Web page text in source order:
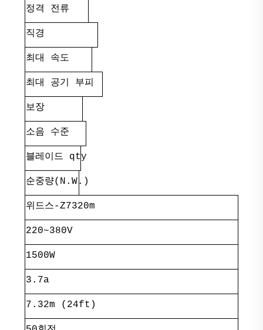
정격 전류
직경
최대 속도
최대 공기 부피
보장
소음 수준
블레이드 qty
순중량(N.W.)
위드스-Z7320m
220~380V
1500W
3.7a
7.32m (24ft)